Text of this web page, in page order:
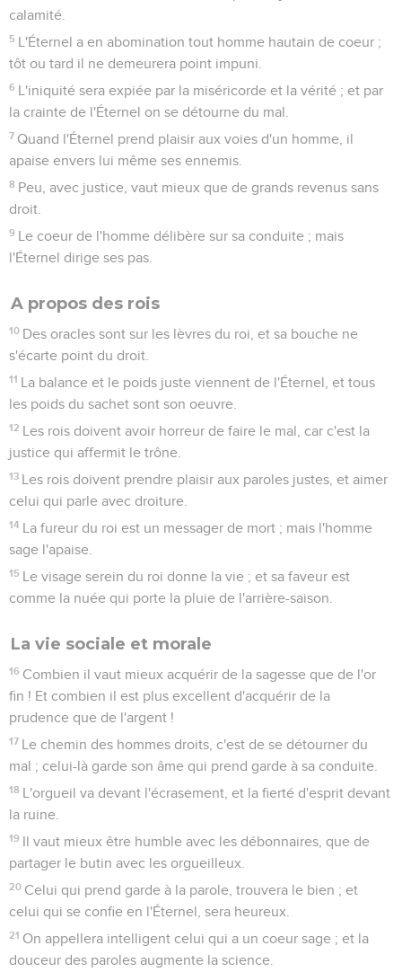
calamité.
5 L'Éternel a en abomination tout homme hautain de coeur ;
tôt ou tard il ne demeurera point impuni.
6 L'iniquité sera expiée par la miséricorde et la vérité ; et par
la crainte de l'Éternel on se détourne du mal.
7 Quand l'Éternel prend plaisir aux voies d'un homme, il
apaise envers lui même ses ennemis.
8 Peu, avec justice, vaut mieux que de grands revenus sans
droit.
9 Le coeur de l'homme délibère sur sa conduite ; mais
l'Éternel dirige ses pas.
A propos des rois
10 Des oracles sont sur les lèvres du roi, et sa bouche ne
s'écarte point du droit.
11 La balance et le poids juste viennent de l'Éternel, et tous
les poids du sachet sont son oeuvre.
12 Les rois doivent avoir horreur de faire le mal, car c'est la
justice qui affermit le trône.
13 Les rois doivent prendre plaisir aux paroles justes, et aimer
celui qui parle avec droiture.
14 La fureur du roi est un messager de mort ; mais l'homme
sage l'apaise.
15 Le visage serein du roi donne la vie ; et sa faveur est
comme la nuée qui porte la pluie de l'arrière-saison.
La vie sociale et morale
16 Combien il vaut mieux acquérir de la sagesse que de l'or
fin ! Et combien il est plus excellent d'acquérir de la
prudence que de l'argent !
17 Le chemin des hommes droits, c'est de se détourner du
mal ; celui-là garde son âme qui prend garde à sa conduite.
18 L'orgueil va devant l'écrasement, et la fierté d'esprit devant
la ruine.
19 Il vaut mieux être humble avec les débonnaires, que de
partager le butin avec les orgueilleux.
20 Celui qui prend garde à la parole, trouvera le bien ; et
celui qui se confie en l'Éternel, sera heureux.
21 On appellera intelligent celui qui a un coeur sage ; et la
douceur des paroles augmente la science.